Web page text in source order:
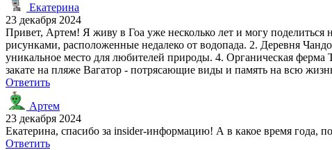
Екатерина
23 декабря 2024
Привет, Артем! Я живу в Гоа уже несколько лет и могу
рисунками, расположенные недалеко от водопада. 2. Деревня
уникальное место для любителей природы. 4. Органическая ферма
закате на пляже Вагатор - потрясающие виды и память на всю
Ответить
Артем
23 декабря 2024
Екатерина, спасибо за insider-информацию! А в какое время года,
Ответить